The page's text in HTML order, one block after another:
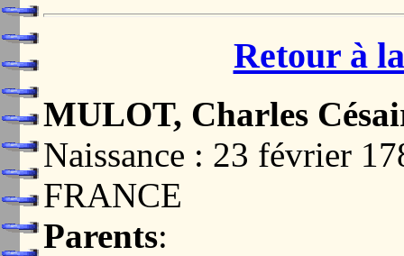
Retour à
MULOT, Charles
Naissance : 23 février
FRANCE
Parents: